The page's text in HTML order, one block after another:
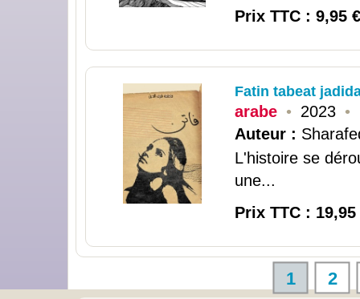
Prix TTC : 9,95 €
Fatin tabeat
arabe • 2023 •
Auteur :
L'histoire se
une...
Prix TTC : 19,95
1 2